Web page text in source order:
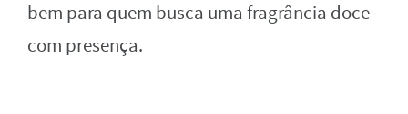
bem para quem busca uma fragrância doce
com presença.